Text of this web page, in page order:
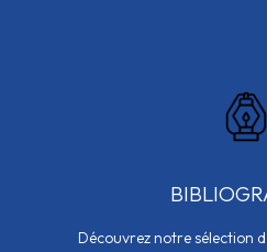
Découvrez notre sélection